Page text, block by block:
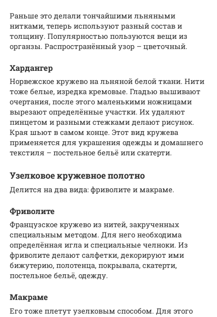
Раньше это делали тончайшими льняными
нитками, теперь используют разный состав и
толщину. Популярностью пользуются вещи из
органзы. Распространённый узор – цветочный.
Хардангер
Норвежское кружево на льняной белой ткани. Нити
тоже белые, изредка кремовые. Гладью вышивают
очертания, после этого маленькими ножницами
вырезают определённые участки. Их удаляют
пинцетом и разными стежками делают рисунок.
Края шьют в самом конце. Этот вид кружева
применяется для украшения одежды и домашнего
текстиля – постельное бельё или скатерти.
Узелковое кружевное полотно
Делится на два вида: фриволите и макраме.
Фриволите
Французское кружево из нитей, закрученных
специальным методом. Для него необходима
определённая игла и специальные челноки. Из
фриволите делают салфетки, декорируют ими
бижутерию, полотенца, покрывала, скатерти,
постельное бельё, одежду.
Макраме
Его тоже плетут узелковым способом. Для этого